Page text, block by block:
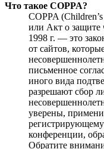
Что такое COPPA?
COPPA
или Акт о защите
1998 г. — это
от сайтов,
письменное
иного вида
разрешают сбор
уверены,
конференции,
Обратите